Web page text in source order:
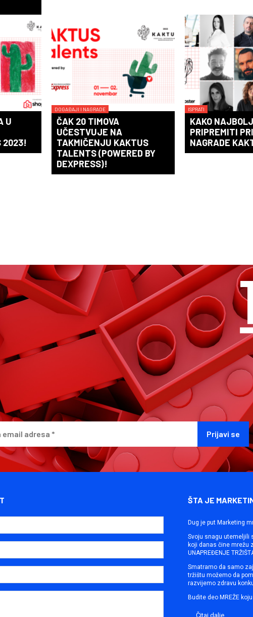
U
2023!
DOGAĐAJI I NAGRADE
ČAK 20 TIMOVA
UČESTVUJE NA
TAKMIČENJU KAKTUS
TALENTS (POWERED BY
DEXPRESS)!
ISPRATI
KAKO
PRIPREMITI
NAGRADE
ŠTA JE
Dug je put Marketing
Svoju snagu utemeljili
koji danas čine mrežu
UNAPREĐENJE
Smatramo da samo
tržištu možemo da
razvijemo zdravu
Budite deo MREŽE
Čitaj dalje